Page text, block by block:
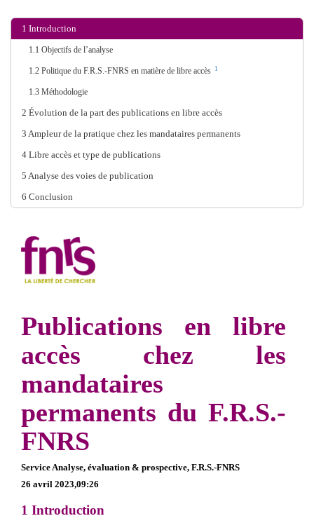
1 Introduction
1.1 Objectifs de l’analyse
1.2 Politique du F.R.S.-FNRS en matière de libre accès 1
1.3 Méthodologie
2 Évolution de la part des publications en libre accès
3 Ampleur de la pratique chez les mandataires permanents
4 Libre accès et type de publications
5 Analyse des voies de publication
6 Conclusion
Publications en libre
accès chez les
mandataires
permanents du F.R.S.-
FNRS
Service Analyse, évaluation & prospective, F.R.S.-FNRS
26 avril 2023,09:26
1 Introduction